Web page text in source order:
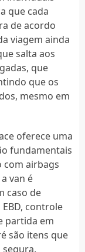
que cada
de acordo
viagem ainda
salta aos
que
que os
mesmo em
oferece uma
fundamentais
com airbags
van é
caso de
controle
partida em
são itens que